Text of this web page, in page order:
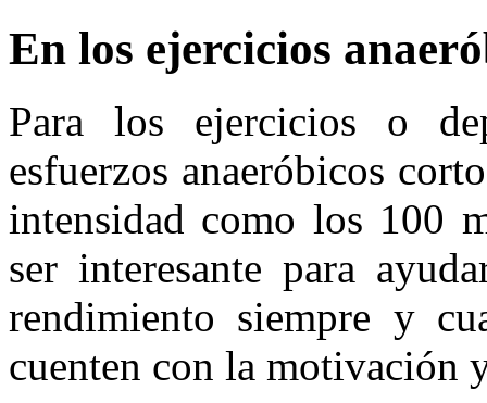
En los ejercicios
Para los ejercicios o
esfuerzos anaeróbicos
intensidad como los 100
ser interesante para
rendimiento siempre y
cuenten con la motivación